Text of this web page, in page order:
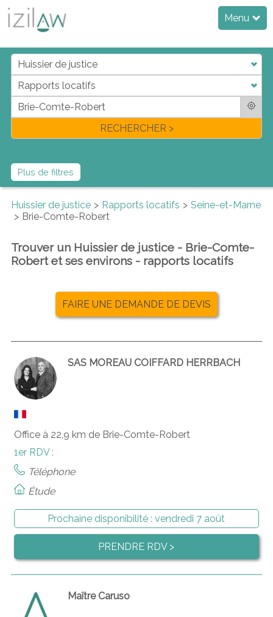
Menu
jdadi
fl
RECHERCHER >
Plus de filtres
Huissier de justice Rapports locatifs
Seine-et-Marne
Brie-Comte-Robert
Trouver un Huissier de justice - Brie-Comte-
Robert et ses environs - rapports locatifs
FAIRE UNE DEMANDE DE DEVIS
SAS MOREAU COIFFARD HERRBACH
Office à 22,9 km de Brie-Comte-Robert
1er RDV :
Téléphone
Étude
Prochaine disponibilité :vendredi 7 août
PRENDRE RDV >
Maître Caruso